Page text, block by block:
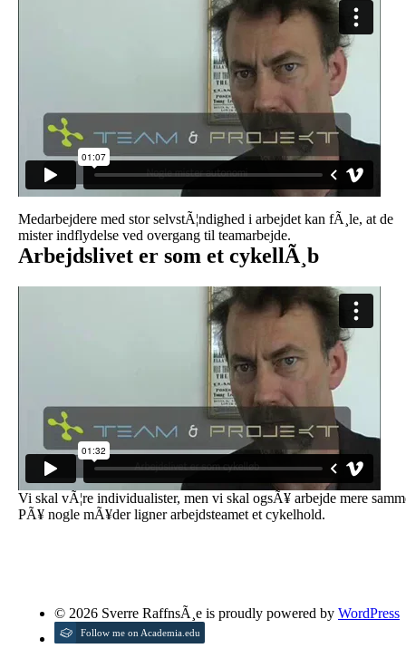
Medarbejdere med stor selvstÃ¦ndighed i arbejdet kan fÃ¸le, at de
mister indflydelse ved overgang til teamarbejde.
Arbejdslivet er som et cykellÃ¸b
Vi skal vÃ¦re individualister, men vi skal ogsÃ¥ arbejde mere
PÃ¥ nogle mÃ¥der ligner arbejdsteamet et cykelhold.
© 2026 Sverre RaffnsÃ¸e is proudly powered by WordPress
Follow me on Academia.edu